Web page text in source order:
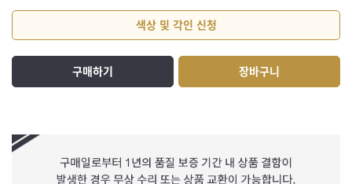
색상 및 각인 신청
구매하기 장바구니